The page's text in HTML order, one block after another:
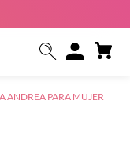
ANDREA PARA MUJER